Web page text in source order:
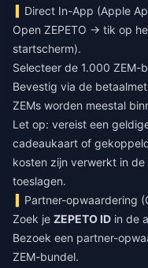
Direct In-App (Apple
Open ZEPETO → tik op
startscherm).
Selecteer de 1.000 ZEM-
Bevestig via de
ZEMs worden meestal
Let op: vereist een
cadeaukaart of
kosten zijn verwerkt in
toeslagen.
Partner-opwaardering
Zoek je ZEPETO ID in de
Bezoek een partner-
ZEM-bundel.